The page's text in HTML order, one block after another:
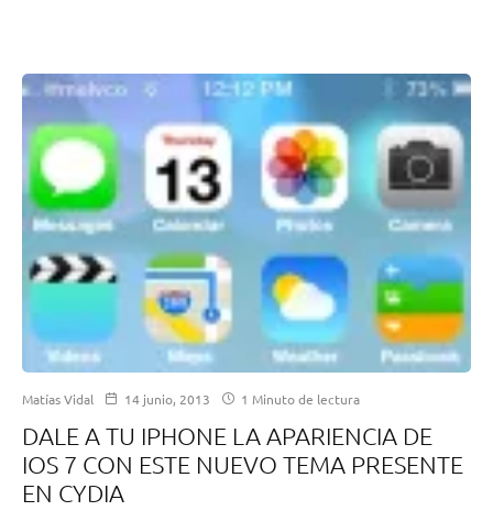
Matías Vidal 14 junio, 2013 1 Minuto de lectura
DALE A TU IPHONE LA APARIENCIA DE
IOS 7 CON ESTE NUEVO TEMA PRESENTE
EN CYDIA